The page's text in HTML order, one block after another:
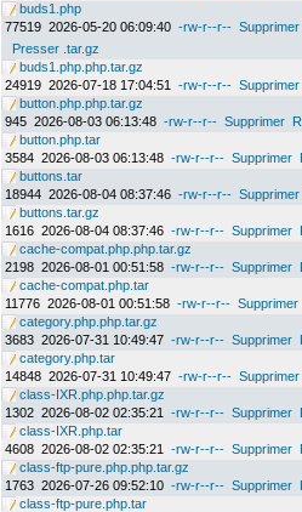
buds1.php
77519 2026-05-20 06:09:40 -rw-r--r-- Supprimer
Presser .tar.gz
buds1.php.php.tar.gz
24919 2026-07-18 17:04:51 -rw-r--r-- Supprimer
button.php.php.tar.gz
945 2026-08-03 06:13:48 -rw-r--r-- Supprimer
button.php.tar
3584 2026-08-03 06:13:48 -rw-r--r-- Supprimer
buttons.tar
18944 2026-08-04 08:37:46 -rw-r--r-- Supprimer
buttons.tar.gz
1616 2026-08-04 08:37:46 -rw-r--r-- Supprimer
cache-compat.php.php.tar.gz
2198 2026-08-01 00:51:58 -rw-r--r-- Supprimer
cache-compat.php.tar
11776 2026-08-01 00:51:58 -rw-r--r-- Supprimer
category.php.php.tar.gz
3683 2026-07-31 10:49:47 -rw-r--r-- Supprimer
category.php.tar
14848 2026-07-31 10:49:47 -rw-r--r-- Supprimer
class-IXR.php.php.tar.gz
1302 2026-08-02 02:35:21 -rw-r--r-- Supprimer
class-IXR.php.tar
4608 2026-08-02 02:35:21 -rw-r--r-- Supprimer
class-ftp-pure.php.php.tar.gz
1763 2026-07-26 09:52:10 -rw-r--r-- Supprimer
class-ftp-pure.php.tar